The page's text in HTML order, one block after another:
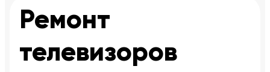
Ремонт
телевизоров